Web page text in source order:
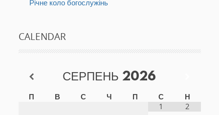
Річне коло богослужінь
CALENDAR
СЕРПЕНЬ 2026
П В С Ч П С
Н
1
2